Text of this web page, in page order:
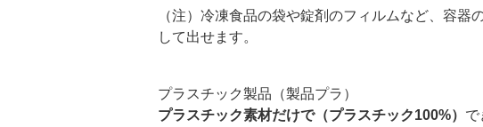
（注）冷凍食品の袋や錠剤のフィルムなど、容
して出せます。
プラスチック製品（製品プラ）
プラスチック素材だけで（プラスチック100%） で